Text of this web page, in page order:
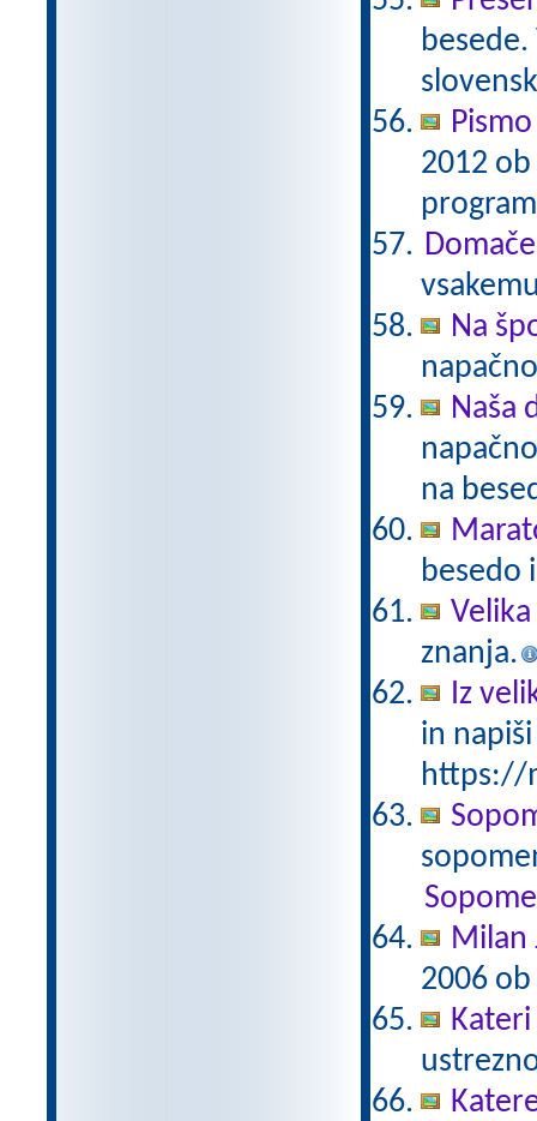
Pismo
2012
Na
Naša
na
besedo
znanja.
Iz
in
https://
Milan
2006
Kateri